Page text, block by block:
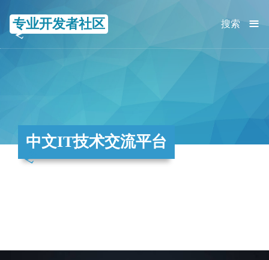
专业开发者社区 ≡
搜索
中文IT技术交流平台